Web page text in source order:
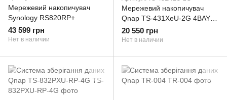
Мережевий накопичувач
Synology RS820RP+
43 599 грн
Нет в наличии
Мережевий накопичувач
Qnap TS-431XeU-2G 4BAY
1U NO HDD USB3 (TS-
431XEU-2G)
20 550 грн
Нет в наличии